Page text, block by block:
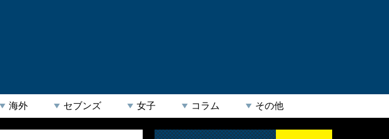
海外 セブンズ 女子 コラム その他